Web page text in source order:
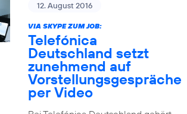
12. August 2016
VIA SKYPE ZUM JOB:
Telefónica
Deutschland setzt
zunehmend auf
Vorstellungsgespräche
per Video